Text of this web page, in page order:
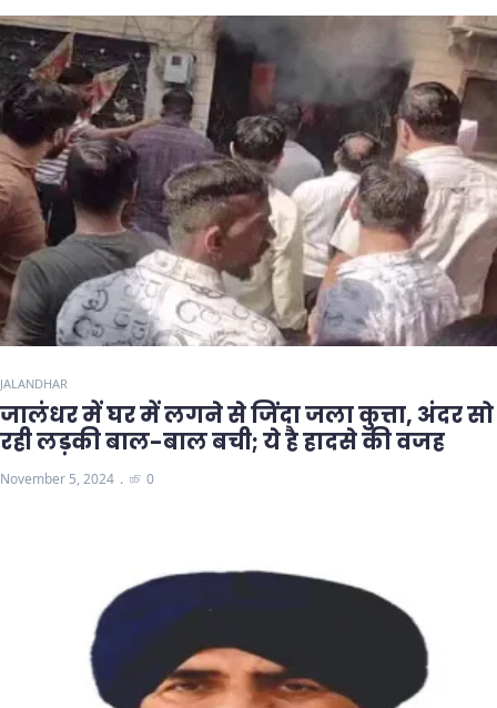
JALANDHAR
जालंधर में घर में लगने से जिंदा जला कुत्ता, अंदर सो
रही लड़की बाल-बाल बची; ये है हादसे की वजह
November 5, 2024 0